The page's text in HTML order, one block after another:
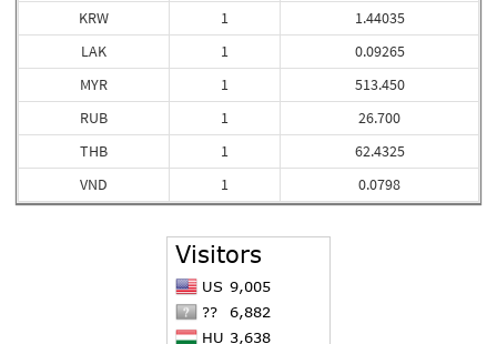
KRW
LAK
MYR
RUB
THB
VND
1
1
1
1
1
1
1.44035
0.09265
513.450
26.700
62.4325
0.0798